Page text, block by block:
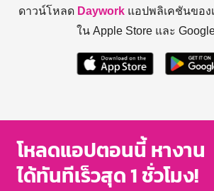
ดาวน์โหลด Daywork แอปพลิเคชันของ
ใน Apple Store และ
โหลดแอปตอนนี้ หางาน
ได้ทันทีเร็วสุด 1 ชั่วโมง!